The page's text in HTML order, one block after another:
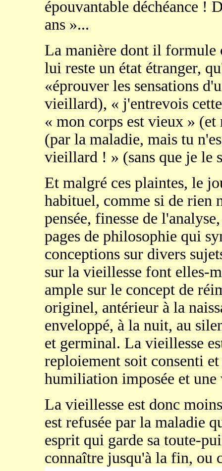
épouvantable déchéance !
ans »...
La manière dont il formule
lui reste un état étranger,
«éprouver les sensations
vieillard), « j'entrevois
« mon corps est vieux »
(par la maladie, mais tu
vieillard ! » (sans que je le
Et malgré ces plaintes, le
habituel, comme si de rien
pensée, finesse de
pages de philosophie qui
conceptions sur divers
sur la vieillesse font elles-
ample sur le concept de
originel, antérieur à la
enveloppé, à la nuit, au
et germinal. La vieillesse
reploiement soit consenti
humiliation imposée et une
La vieillesse est donc
est refusée par la maladie
esprit qui garde sa toute-
connaître jusqu'à la fin, ou